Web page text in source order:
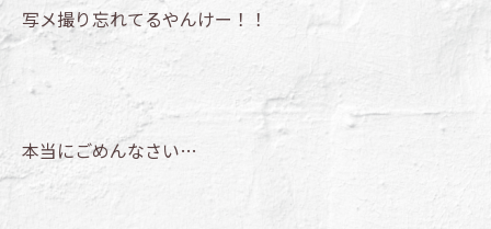
写メ撮り忘れてるやんけー！！
本当にごめんなさい…